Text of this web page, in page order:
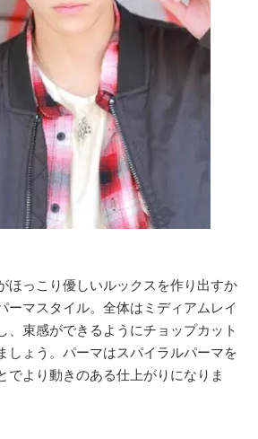
ほっこり優しいルックスを作り出すか
ーマスタイル。全体はミディアムレイ
、束感ができるようにチョップカット
しょう。パーマはスパイラルパーマを
でより動きのある仕上がりになりま